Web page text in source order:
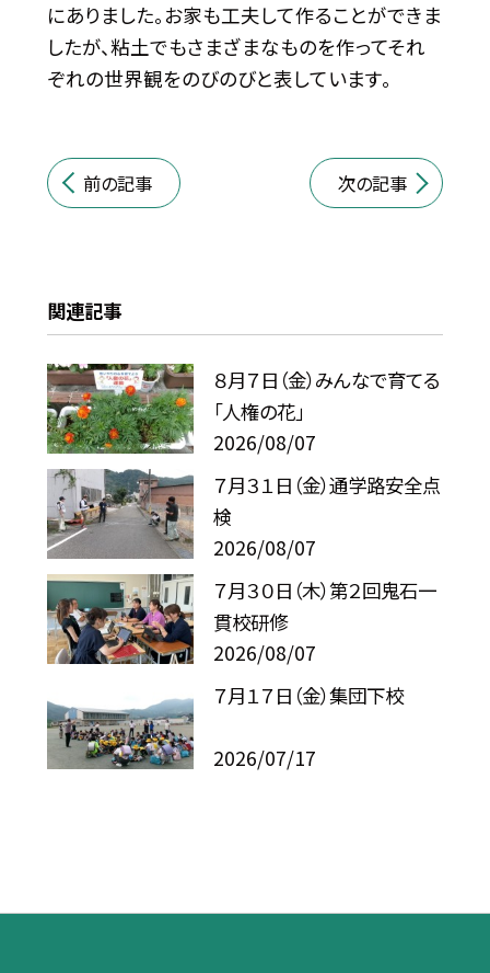
にありました。お家も工夫して作ることができま
したが、粘土でもさまざまなものを作ってそれ
ぞれの世界観をのびのびと表しています。
前の記事 次の記事
関連記事
８月７日（金）みんなで育てる
「人権の花」
2026/08/07
７月３１日（金）通学路安全点
検
2026/08/07
７月３０日（木）第２回鬼石一
貫校研修
2026/08/07
７月１７日（金）集団下校
2026/07/17